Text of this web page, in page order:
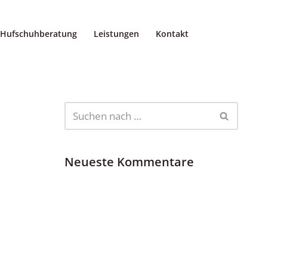
Hufschuhberatung Leistungen Kontakt
Neueste Kommentare